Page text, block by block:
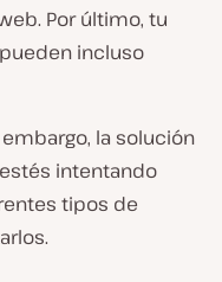
Por último, tu
incluso
la solución
intentando
tipos de